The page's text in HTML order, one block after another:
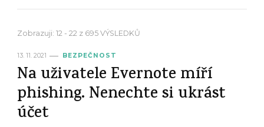
Zobrazuji: 12 - 22 z 695 VÝSLEDKŮ
13. 11. 2021 BEZPEČNOST
Na uživatele Evernote míří
phishing. Nenechte si ukrást
účet